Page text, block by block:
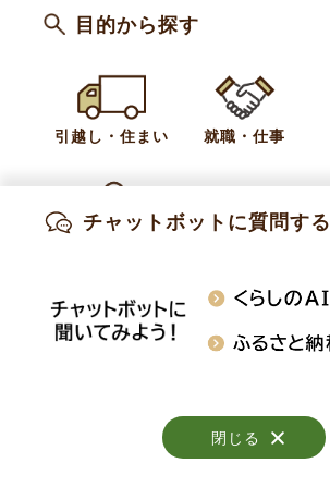
カテゴリー 農業者の方へ
産業振興課 商工振興係
知りたい情報を検索
閉じる
目的から探す
引越し・住まい 就職・仕事
閉じる
チャットボットに質問する
閉じる